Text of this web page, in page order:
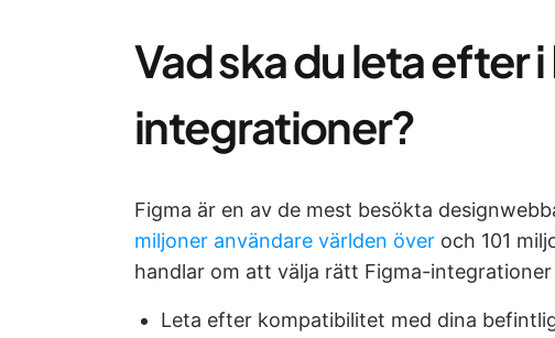
Vad ska du leta efter
integrationer?
Figma är en av de mest besökta
miljoner användare världen över och 101
handlar om att välja rätt Figma-
Leta efter kompatibilitet med dina